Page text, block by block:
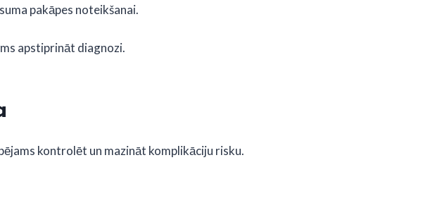
pakāpes noteikšanai.
apstiprināt diagnozi.
kontrolēt un mazināt komplikāciju risku.